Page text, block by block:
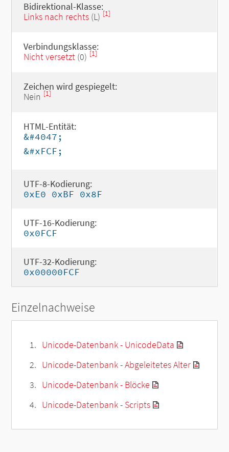
Bidirektional-Klasse:
Links nach rechts(L) [1]
Verbindungsklasse:
Nicht versetzt(0) [1]
Zeichen wird gespiegelt:
Nein [1]
HTML-Entität:
&#4047;
&#xFCF;
UTF-8-Kodierung:
0xE0 0xBF 0x8F
UTF-16-Kodierung:
0x0FCF
UTF-32-Kodierung:
0x00000FCF
Einzelnachweise
Unicode-Datenbank - UnicodeData
Unicode-Datenbank - Abgeleitetes Alter
Unicode-Datenbank - Blöcke
Unicode-Datenbank - Scripts